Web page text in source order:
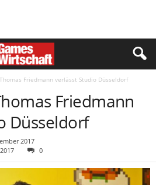
Friedmann verlässt Studio Düsseldorf
Friedmann
Düsseldorf
2017
0